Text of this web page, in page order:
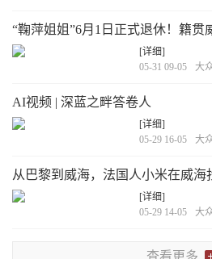
“鞠萍姐姐”6月1日正式退休！籍贯
的回忆……
[详细]
05-31 09-05
大
AI视频 | 深蓝之畔答卷人
[详细]
05-29 16-05
大
从巴黎到威海，法国人小米在威海
[详细]
05-29 14-05
大